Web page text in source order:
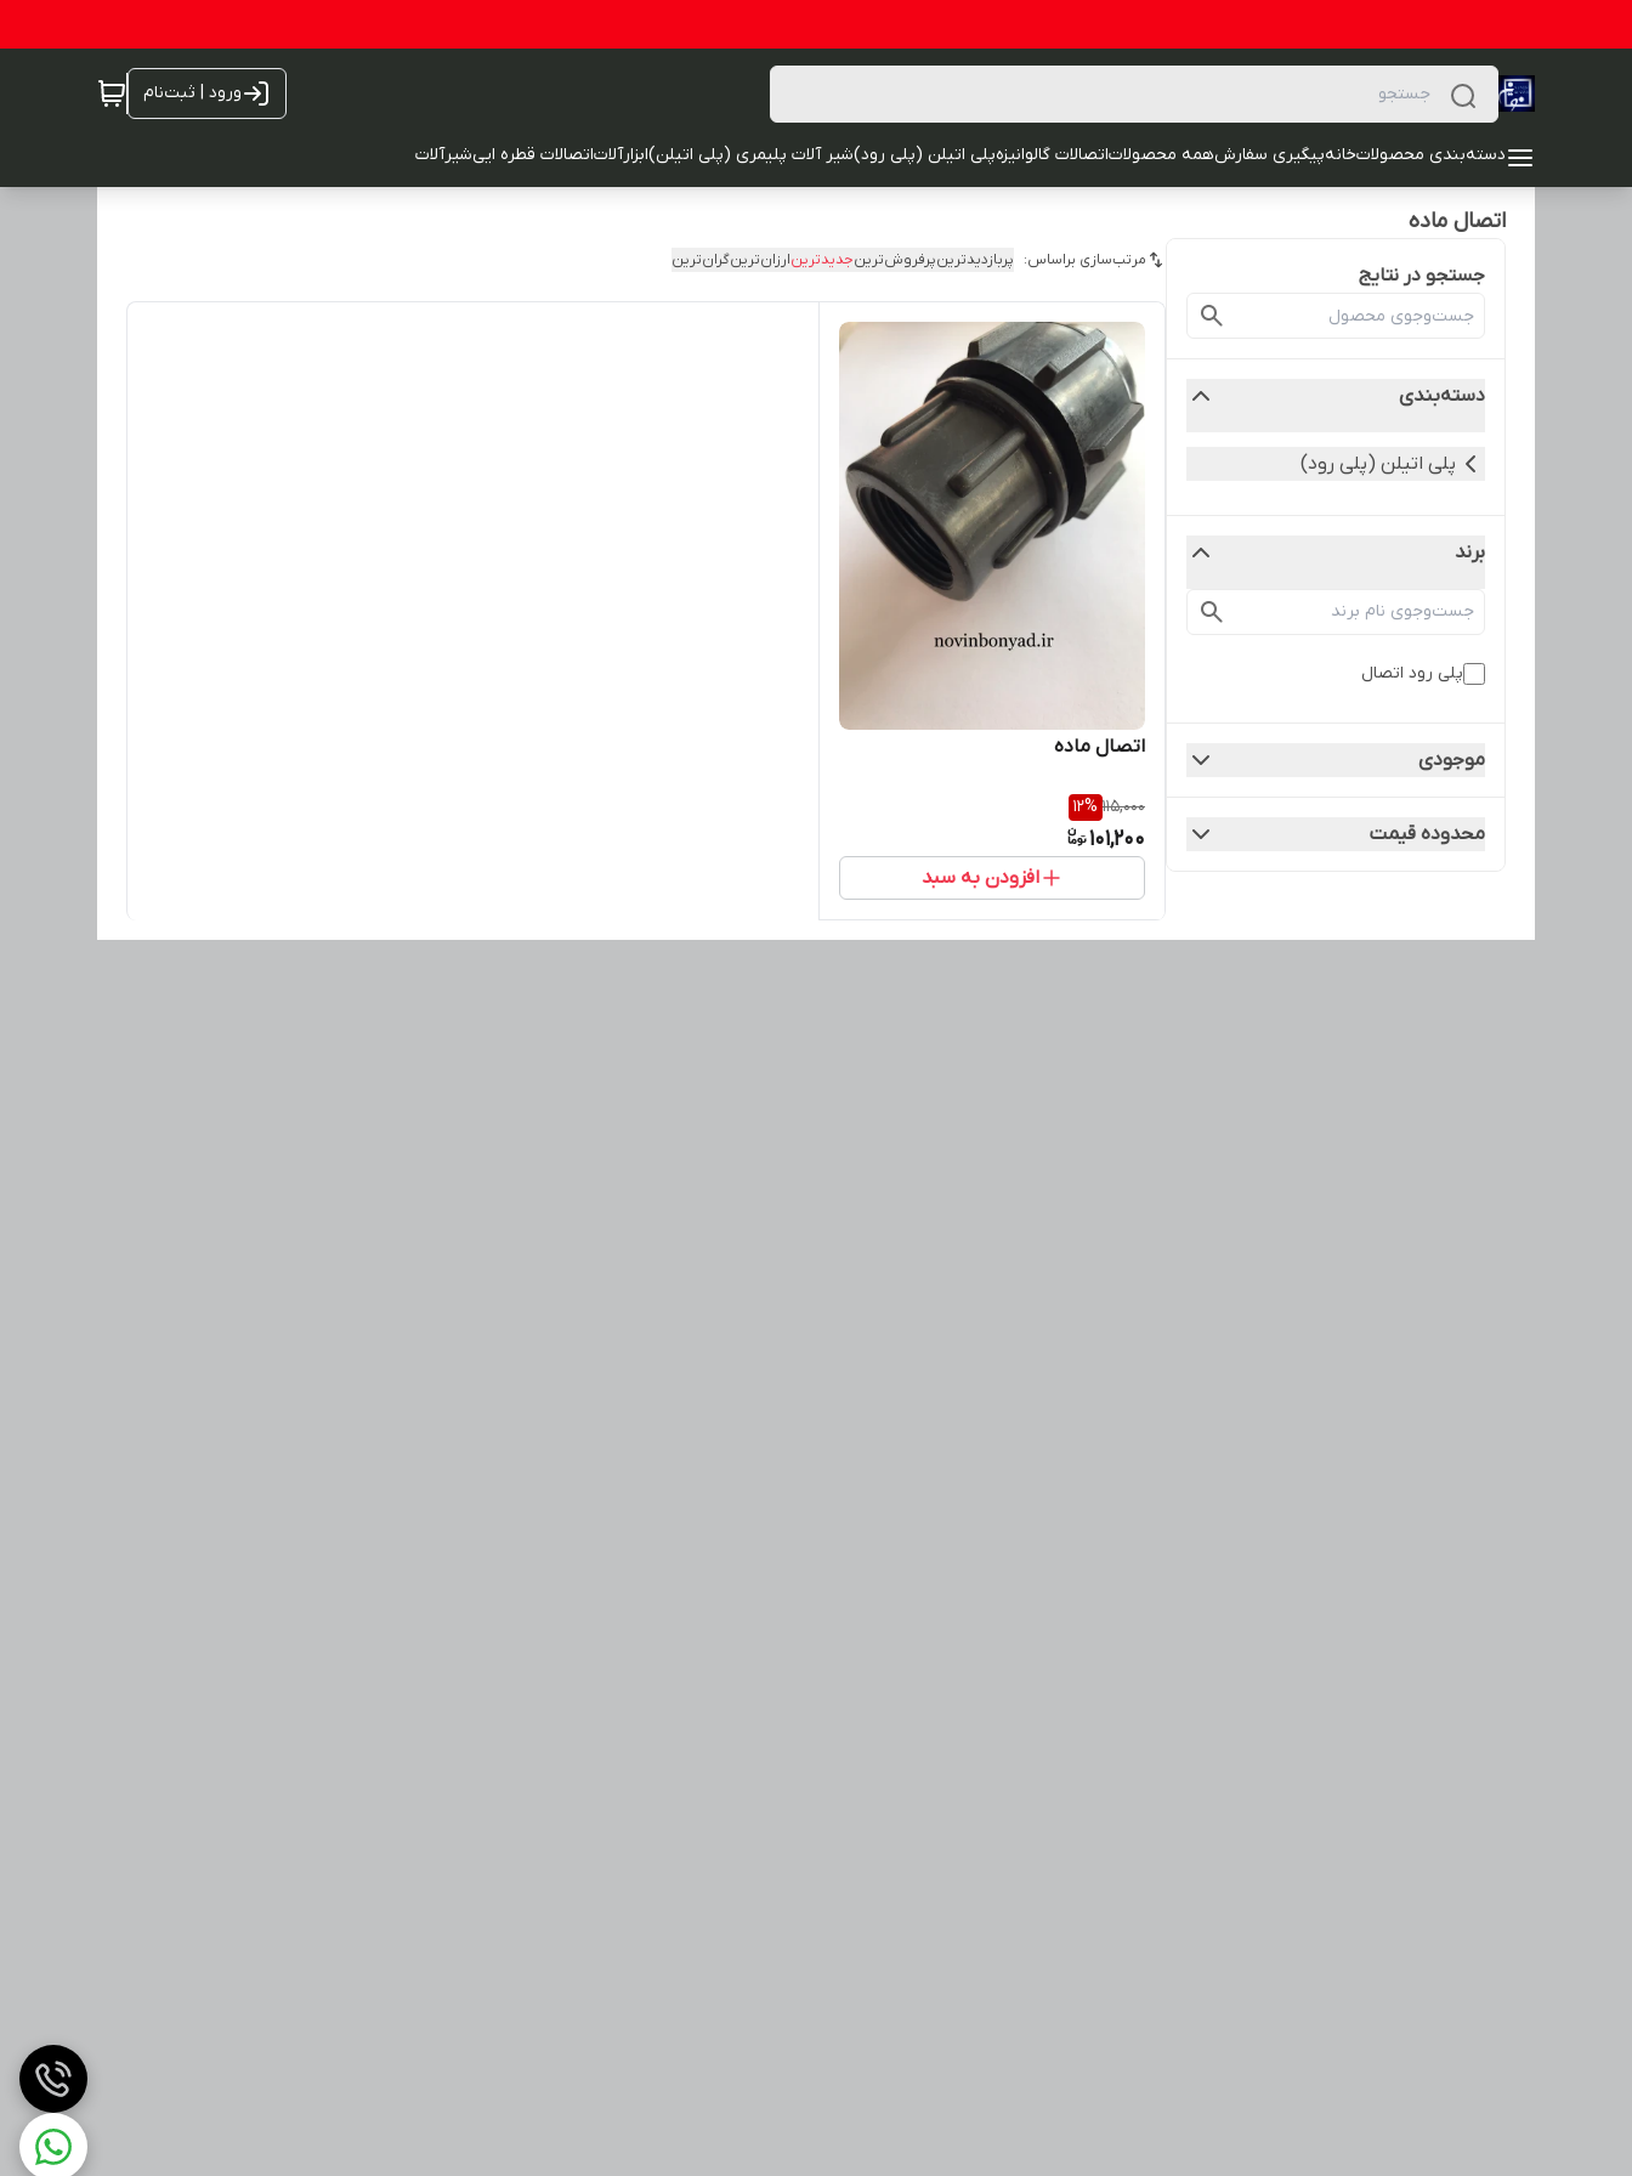
ورود | ثبت‌نام
دسته‌بندی محصولاتخانهپیگیری سفارشهمه محصولاتاتصالات گالوانیزهپلی اتیلن (پلی رود)شیر آلات پلیمری (پلی اتیلن)ابزارآلاتاتصالات قطره اییشیرآلات
اتصال ماده
جستجو در نتایج
دسته‌بندی
پلی اتیلن (پلی رود)
برند
پلی رود اتصال
موجودی
محدوده قیمت
مرتب‌سازی براساس: پربازدیدترینپرفروش‌ترینجدیدترینارزان‌ترینگران‌ترین
اتصال ماده
115,000
12%
101,200
افزودن به سبد